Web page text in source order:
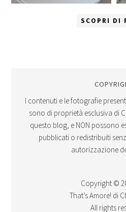
SCOPRI DI
I contenuti e le fotografie
sono di proprietà esclusiva di
questo blog, e NON possono
pubblicati o redistribuiti
autorizzazione
Copyright ©
That’s Amore! di
All rights